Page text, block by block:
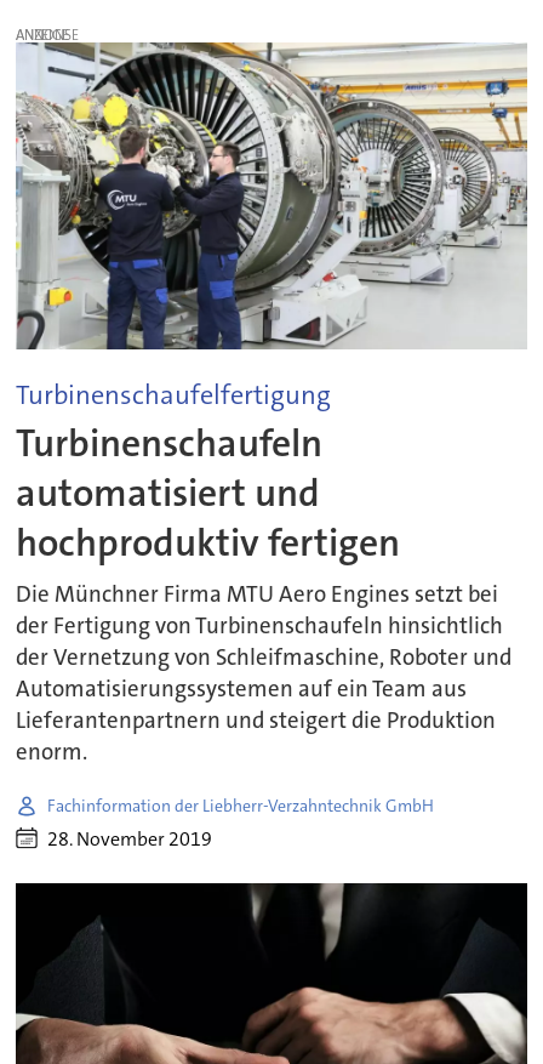
ANZEIGE
Turbinenschaufelfertigung
Turbinenschaufeln
automatisiert und
hochproduktiv fertigen
Die Münchner Firma MTU Aero Engines setzt bei
der Fertigung von Turbinenschaufeln hinsichtlich
der Vernetzung von Schleifmaschine, Roboter und
Automatisierungssystemen auf ein Team aus
Lieferantenpartnern und steigert die Produktion
enorm.
Fachinformation der Liebherr-Verzahntechnik GmbH
28. November 2019